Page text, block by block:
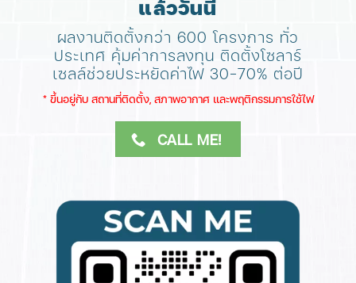
แล้ววันนี้
ผลงานติดตั้งกว่า 600 โครงการ ทั่ว
ประเทศ คุ้มค่าการลงทุน ติดตั้งโซลาร์
เซลล์ช่วยประหยัดค่าไฟ 30-70% ต่อปี
​* ขึ้นอยู่กับ สถานที่ติดตั้ง, สภาพอากาศ​ และพฤติกรรมการใช้ไฟ
CALL ME!